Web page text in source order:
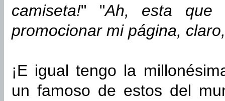
camiseta!" "Ah, esta que
promocionar mi página,
¡E igual tengo la
un famoso de estos del